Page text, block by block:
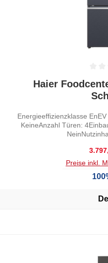
Durchschnittliche
Haier
Energieeffizienzklasse
KeineAnzahl Türen:
Preise inkl.